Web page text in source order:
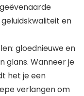
en
gloednieuwe en
glans. Wanneer je
het je een
verlangen om